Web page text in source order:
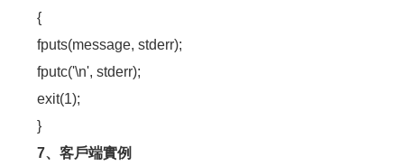
{
fputs(message, stderr);
fputc('\n', stderr);
exit(1);
}
7、客戶端實例